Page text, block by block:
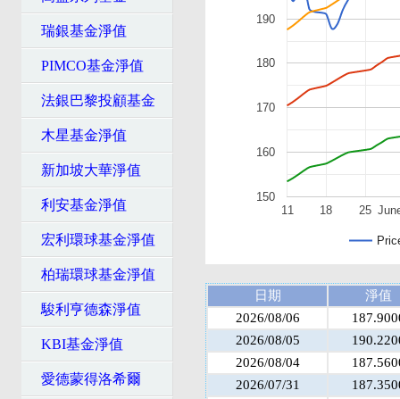
瑞銀基金淨值
PIMCO基金淨值
法銀巴黎投顧基金
木星基金淨值
新加坡大華淨值
利安基金淨值
宏利環球基金淨值
柏瑞環球基金淨值
駿利亨德森淨值
KBI基金淨值
愛德蒙得洛希爾
11 18 25
150
160
170
180
190
日期
淨值
2026/08/06
2026/08/05
2026/08/04
2026/07/31